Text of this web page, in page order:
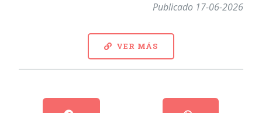
Publicado 17-06-2026
VER MÁS